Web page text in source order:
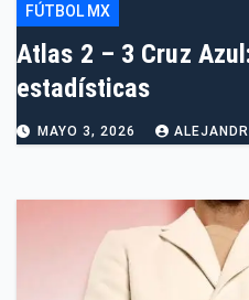
FÚTBOL MX
Atlas 2 – 3 Cruz
estadísticas
MAYO 3, 2026